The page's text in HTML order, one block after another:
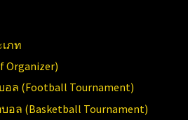
ภท
ล (Football Tournament)
ล (Basketball Tournament)